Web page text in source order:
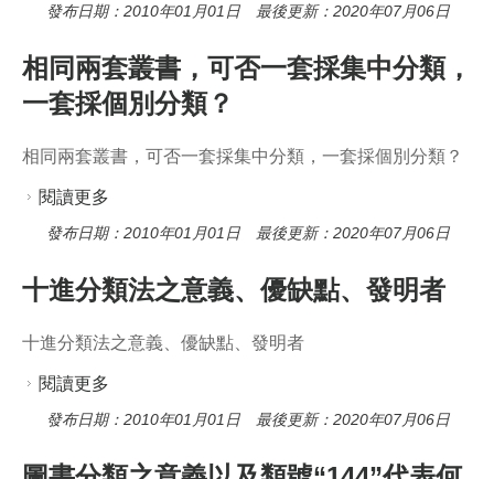
著述資料目錄》的類號為《中國圖書分類法》
發布日期：2010年01月01日 最後更新：2020年07月06日
相同兩套叢書，可否一套採集中分類，
一套採個別分類？
相同兩套叢書，可否一套採集中分類，一套採個別分類？
閱讀更多
採個別分類？
發布日期：2010年01月01日 最後更新：2020年07月06日
十進分類法之意義、優缺點、發明者
十進分類法之意義、優缺點、發明者
閱讀更多
發布日期：2010年01月01日 最後更新：2020年07月06日